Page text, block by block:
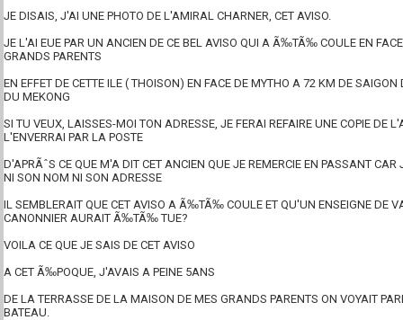
JE DISAIS, J'AI UNE PHOTO DE L'AMIRAL CHARNER, CET AVISO.
JE L'AI EUE PAR UN ANCIEN DE CE BEL AVISO QUI A Ã‰TÃ‰ COULE EN
GRANDS PARENTS
EN EFFET DE CETTE ILE ( THOISON) EN FACE DE MYTHO A 72 KM DE SAIGON
DU MEKONG
SI TU VEUX, LAISSES-MOI TON ADRESSE, JE FERAI REFAIRE UNE COPIE DE
L'ENVERRAI PAR LA POSTE
D'APRÃˆS CE QUE M'A DIT CET ANCIEN QUE JE REMERCIE EN PASSANT CAR
NI SON NOM NI SON ADRESSE
IL SEMBLERAIT QUE CET AVISO A Ã‰TÃ‰ COULE ET QU'UN ENSEIGNE DE
CANONNIER AURAIT Ã‰TÃ‰ TUE?
VOILA CE QUE JE SAIS DE CET AVISO
A CET Ã‰POQUE, J'AVAIS A PEINE 5ANS
DE LA TERRASSE DE LA MAISON DE MES GRANDS PARENTS ON VOYAIT
BATEAU.